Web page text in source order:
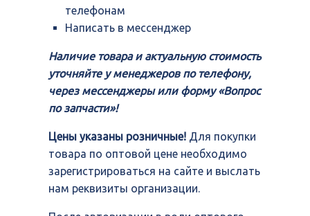
телефонам
Написать в мессенджер
Наличие товара и актуальную стоимость
уточняйте у менеджеров по телефону,
через мессенджеры или форму «Вопрос
по запчасти»!
Цены указаны розничные! Для покупки
товара по оптовой цене необходимо
зарегистрироваться на сайте и выслать
нам реквизиты организации.